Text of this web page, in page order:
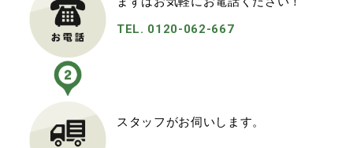
TEL. 0120-062-667
スタッフがお伺いします。